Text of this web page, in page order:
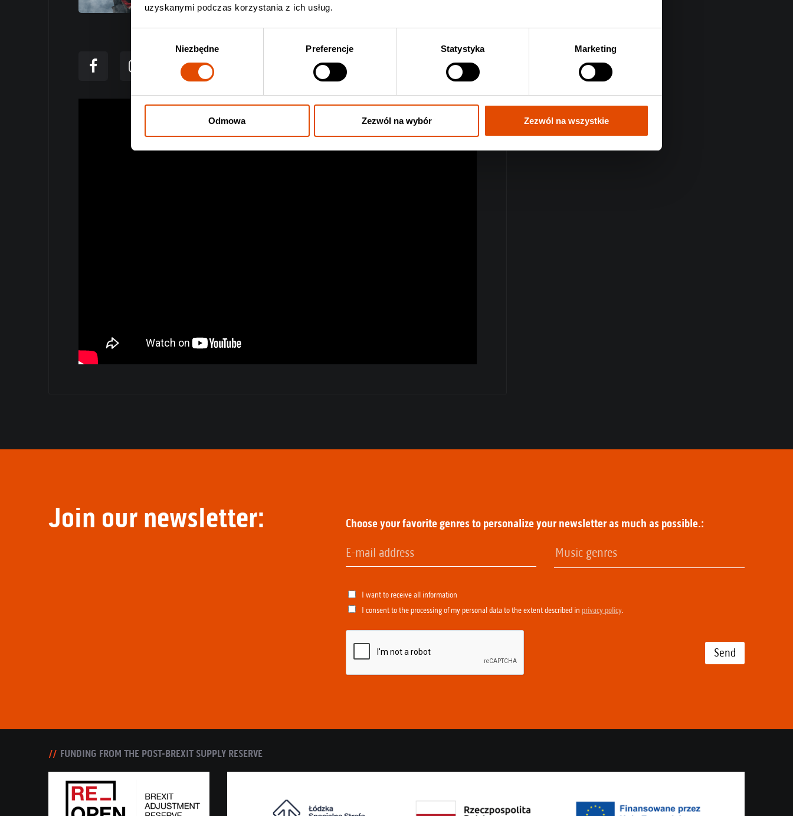
uzyskanymi podczas korzystania z ich usług.
Niezbędne Preferencje Statystyka Marketing
Odmowa Zezwól na wybór Zezwól na wszystkie
Join our newsletter: Choose your favorite genres to personalize your newsletter as much as possible.:
I want to receive all information
I consent to the processing of my personal data to the extent described inprivacy policy.
Send
FUNDING FROM THE POST-BREXIT SUPPLY RESERVE